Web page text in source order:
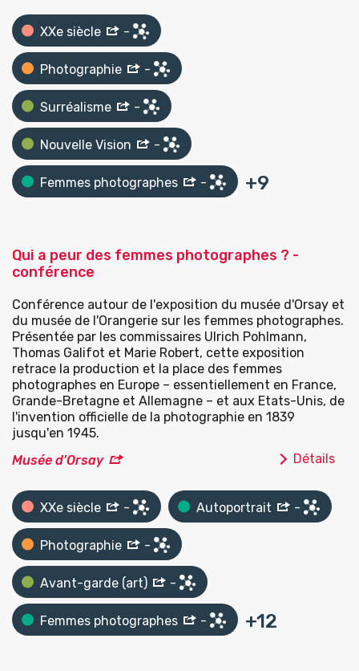
XXe siècle -
Photographie -
Surréalisme -
Nouvelle Vision -
Femmes photographes - +9
Qui a peur des femmes photographes ? -
conférence
Conférence autour de l'exposition du musée d'Orsay et
du musée de l'Orangerie sur les femmes photographes.
Présentée par les commissaires Ulrich Pohlmann,
Thomas Galifot et Marie Robert, cette exposition
retrace la production et la place des femmes
photographes en Europe – essentiellement en France,
Grande-Bretagne et Allemagne – et aux Etats-Unis, de
l'invention officielle de la photographie en 1839
jusqu'en 1945.
Musée d'Orsay
Détails
XXe siècle - Autoportrait -
Photographie -
Avant-garde (art) -
Femmes photographes - +12